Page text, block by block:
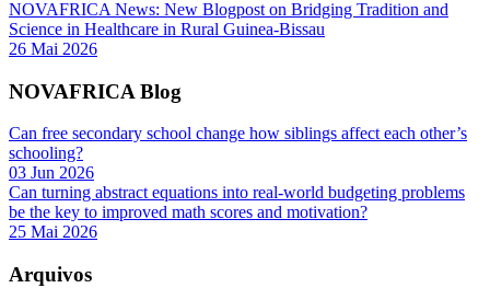
NOVAFRICA News: New Blogpost on Bridging Tradition and
Science in Healthcare in Rural Guinea-Bissau
26 Mai 2026
NOVAFRICA Blog
Can free secondary school change how siblings affect each other’s
schooling?
03 Jun 2026
Can turning abstract equations into real-world budgeting problems
be the key to improved math scores and motivation?
25 Mai 2026
Arquivos